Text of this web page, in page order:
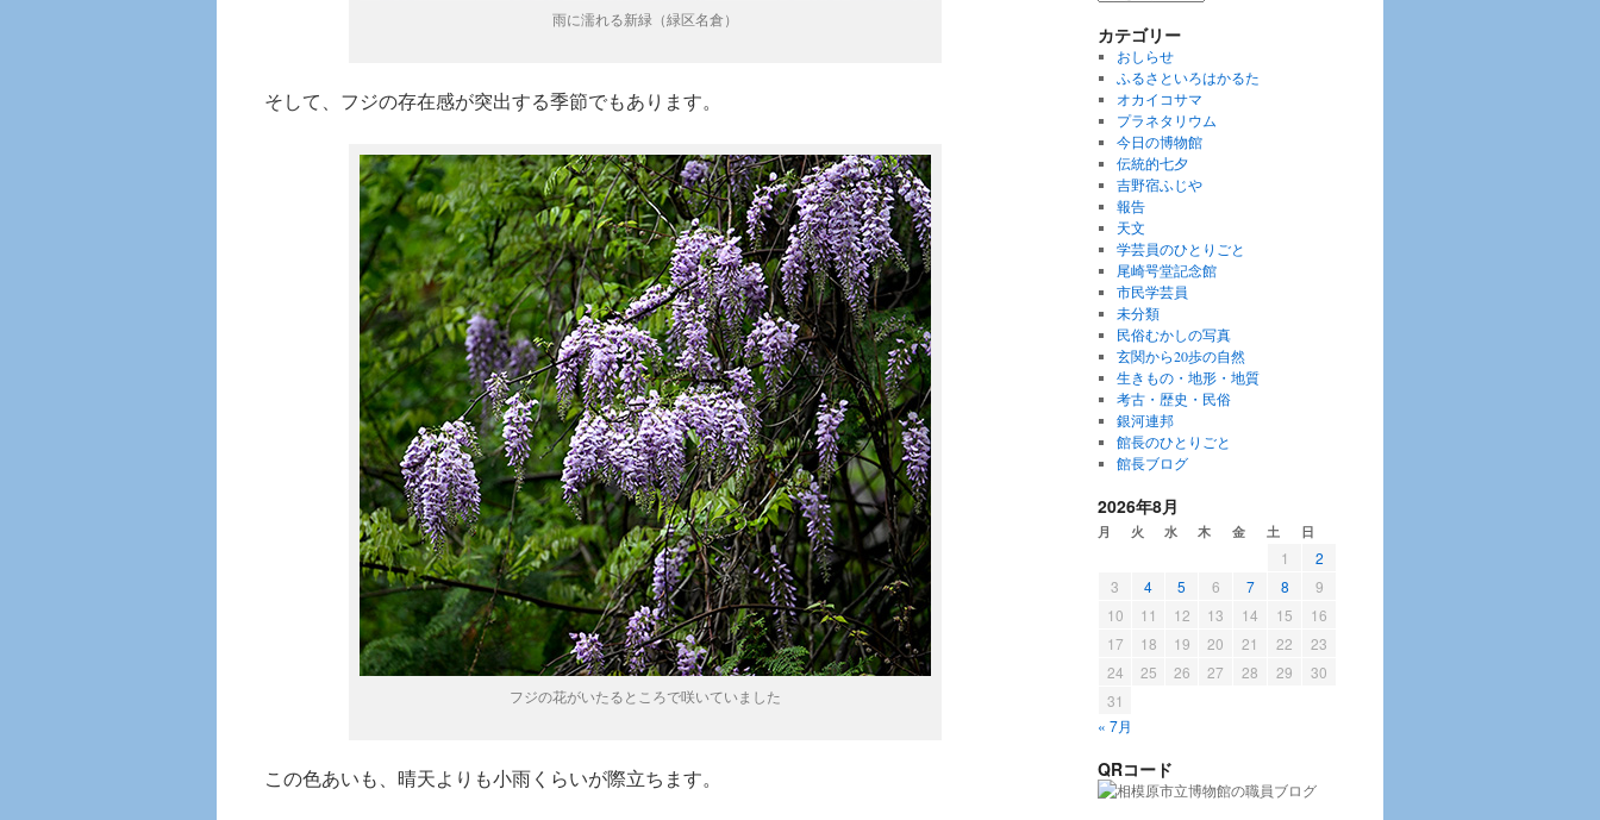
雨に濡れる新緑（緑区名倉）
そして、フジの存在感が突出する季節でもあります。
フジの花がいたるところで咲いていました
この色あいも、晴天よりも小雨くらいが際立ちます。
カ
イ
ブ
カテゴリー
おしらせ
ふるさといろはかるた
オカイコサマ
プラネタリウム
今日の博物館
伝統的七夕
吉野宿ふじや
報告
天文
学芸員のひとりごと
尾崎咢堂記念館
市民学芸員
未分類
民俗むかしの写真
玄関から20歩の自然
生きもの・地形・地質
考古・歴史・民俗
銀河連邦
館長のひとりごと
館長ブログ
2026年8月
月 火 水 木 金 土 日
1
2
3
4 5 6 7 8
9
10
11 12 13 14 15
16
17
18 19 20 21 22
23
24
25 26 27 28 29
30
31
« 7月
QRコード